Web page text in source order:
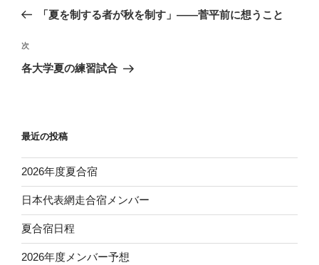
ビ
ゲ
ン
の
稿
「夏を制する者が秋を制す」——菅平前に想うこと
次
の
次
各大学夏の練習試合
最近の投稿
2026年度夏合宿
日本代表網走合宿メンバー
夏合宿日程
2026年度メンバー予想